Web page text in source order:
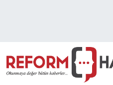
Hava Durumu